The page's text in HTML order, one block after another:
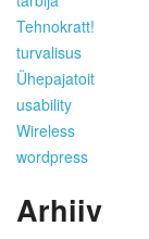
Tehnokratt!
turvalisus
Ühepajatoit
usability
Wireless
wordpress
Arhiiv